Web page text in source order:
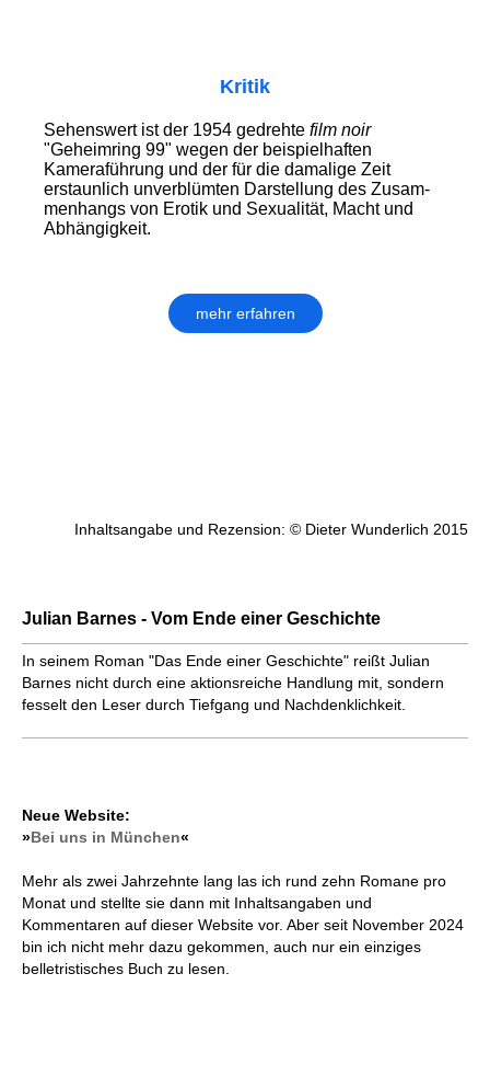
Kritik
Sehenswert ist der 1954 gedrehte film noir
"Geheimring 99" wegen der beispielhaften
Kameraführung und der für die damalige Zeit
erstaunlich unverblümten Darstellung des Zu­sam­
men­hangs von Erotik und Sexualität, Macht und
Abhängigkeit.
mehr erfahren
Inhaltsangabe und Rezension: © Dieter Wunderlich 2015
Julian Barnes - Vom Ende einer Geschichte
In seinem Roman "Das Ende einer Geschichte" reißt Julian
Barnes nicht durch eine aktionsreiche Handlung mit, sondern
fesselt den Leser durch Tiefgang und Nachdenklichkeit.
Neue Website:
»Bei uns in München«
Mehr als zwei Jahrzehnte lang las ich rund zehn Romane pro
Monat und stellte sie dann mit Inhaltsangaben und
Kommentaren auf dieser Website vor. Aber seit November 2024
bin ich nicht mehr dazu gekommen, auch nur ein einziges
belletristisches Buch zu lesen.